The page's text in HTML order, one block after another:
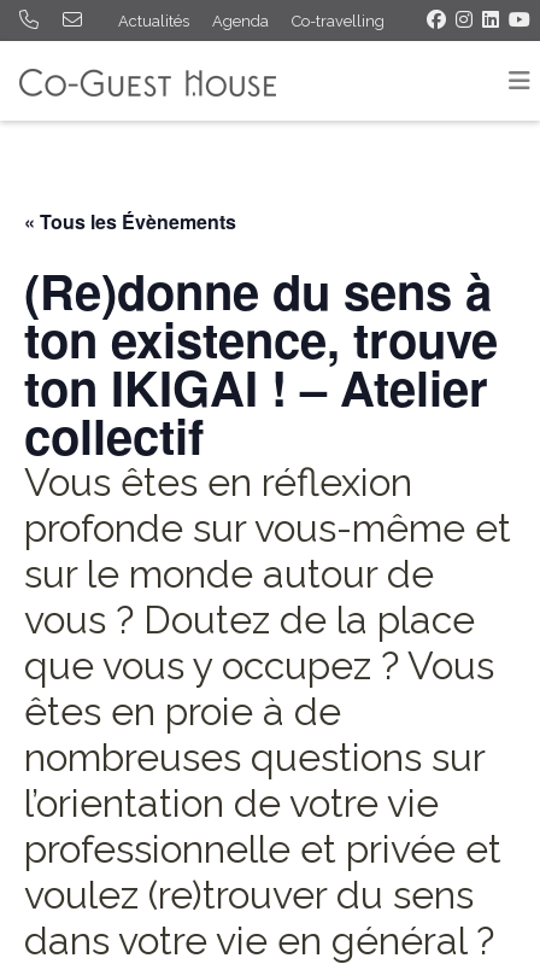
Actualités Agenda Co-travelling
« Tous les Évènements
(Re)donne du sens à
ton existence, trouve
ton IKIGAI ! – Atelier
collectif
Vous êtes en réflexion
profonde sur vous-même et
sur le monde autour de
vous ? Doutez de la place
que vous y occupez ? Vous
êtes en proie à de
nombreuses questions sur
l’orientation de votre vie
professionnelle et privée et
voulez (re)trouver du sens
dans votre vie en général ?